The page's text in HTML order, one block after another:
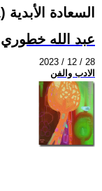
السعادة الأبدية (1)
عبد الله خطوري
2023 / 12 / 28
الادب والفن